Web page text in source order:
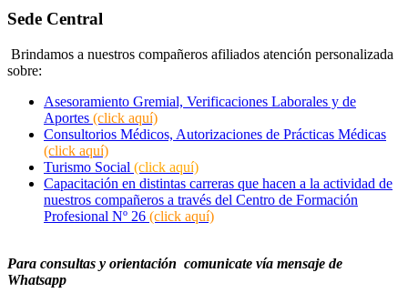
Sede Central
Brindamos a nuestros compañeros afiliados atención personalizada
sobre:
Asesoramiento Gremial, Verificaciones Laborales y de
Aportes (click aquí)
Consultorios Médicos, Autorizaciones de Prácticas Médicas
(click aquí)
Turismo Social (click aquí)
Capacitación en distintas carreras que hacen a la actividad de
nuestros compañeros a través del Centro de Formación
Profesional Nº 26 (click aquí)
Para consultas y orientación comunicate vía mensaje de
Whatsapp